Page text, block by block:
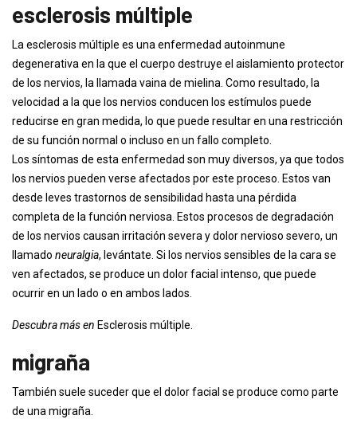
esclerosis múltiple
La esclerosis múltiple es una enfermedad autoinmune
degenerativa en la que el cuerpo destruye el aislamiento protector
de los nervios, la llamada vaina de mielina. Como resultado, la
velocidad a la que los nervios conducen los estímulos puede
reducirse en gran medida, lo que puede resultar en una restricción
de su función normal o incluso en un fallo completo.
Los síntomas de esta enfermedad son muy diversos, ya que todos
los nervios pueden verse afectados por este proceso. Estos van
desde leves trastornos de sensibilidad hasta una pérdida
completa de la función nerviosa. Estos procesos de degradación
de los nervios causan irritación severa y dolor nervioso severo, un
llamado neuralgia, levántate. Si los nervios sensibles de la cara se
ven afectados, se produce un dolor facial intenso, que puede
ocurrir en un lado o en ambos lados.
Descubra más en Esclerosis múltiple.
migraña
También suele suceder que el dolor facial se produce como parte
de una migraña.